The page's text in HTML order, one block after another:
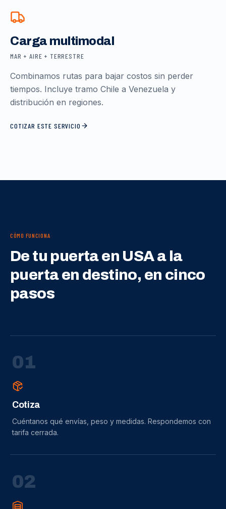
Carga multimodal
MAR + AIRE + TERRESTRE
Combinamos rutas para bajar costos sin perder
tiempos. Incluye tramo Chile a Venezuela y
distribución en regiones.
COTIZAR ESTE SERVICIO
CÓMO FUNCIONA
De tu puerta en USA a la
puerta en destino, en cinco
pasos
01
Cotiza
Cuéntanos qué envías, peso y medidas. Respondemos con
tarifa cerrada.
02